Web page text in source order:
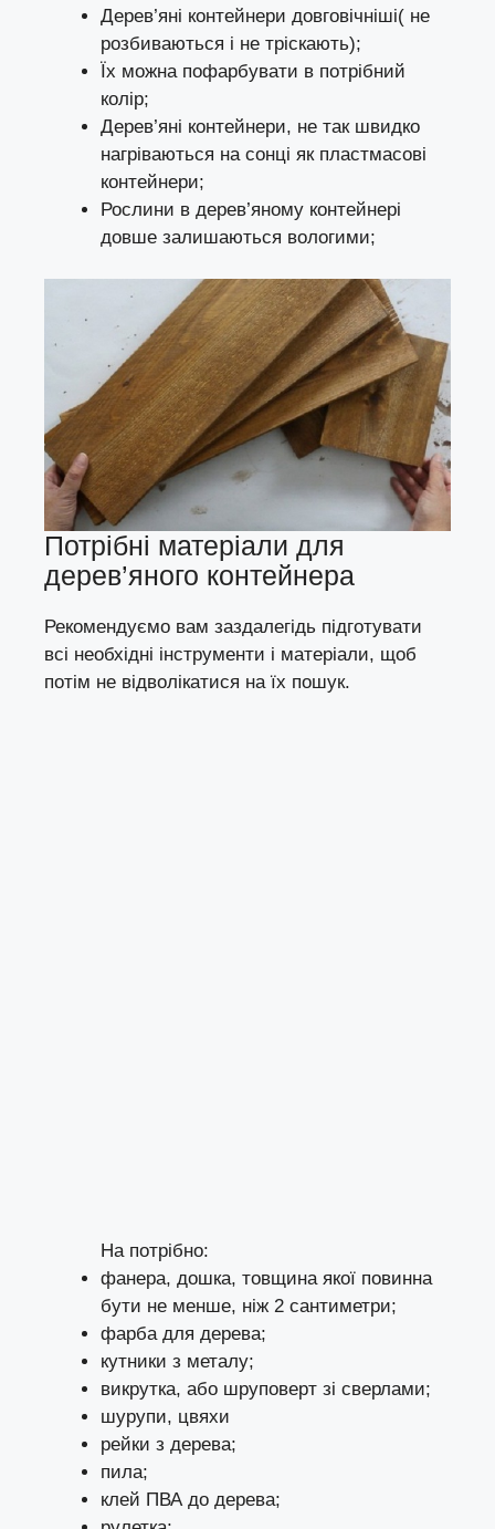
Дерев’яні контейнери довговічніші( не
розбиваються і не тріскають);
Їх можна пофарбувати в потрібний
колір;
Дерев’яні контейнери, не так швидко
нагріваються на сонці як пластмасові
контейнери;
Рослини в дерев’яному контейнері
довше залишаються вологими;
Потрібні матеріали для
дерев’яного контейнера
Рекомендуємо вам заздалегідь підготувати
всі необхідні інструменти і матеріали, щоб
потім не відволікатися на їх пошук.
На потрібно:
фанера, дошка, товщина якої повинна
бути не менше, ніж 2 сантиметри;
фарба для дерева;
кутники з металу;
викрутка, або шруповерт зі сверлами;
шурупи, цвяхи
рейки з дерева;
пила;
клей ПВА до дерева;